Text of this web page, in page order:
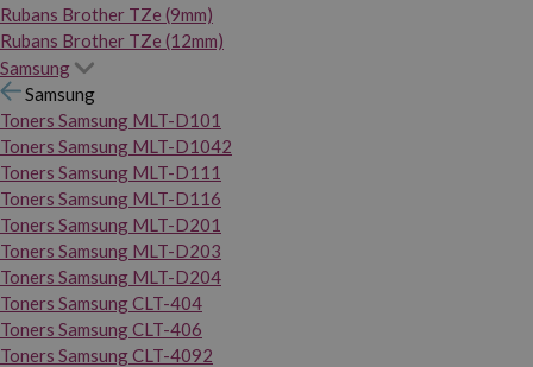
Rubans Brother TZe (9mm)
Rubans Brother TZe (12mm)
Samsung
Samsung
Toners Samsung MLT-D101
Toners Samsung MLT-D1042
Toners Samsung MLT-D111
Toners Samsung MLT-D116
Toners Samsung MLT-D201
Toners Samsung MLT-D203
Toners Samsung MLT-D204
Toners Samsung CLT-404
Toners Samsung CLT-406
Toners Samsung CLT-4092